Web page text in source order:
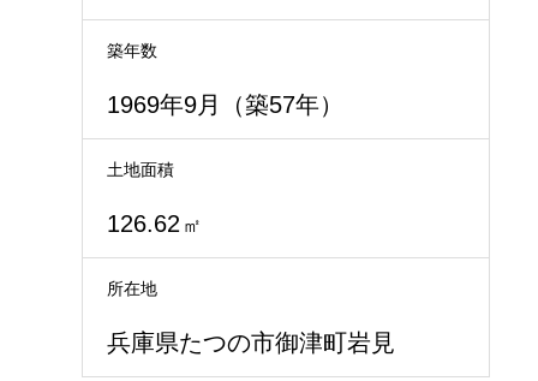
築年数
1969年9月（築57年）
土地面積
126.62 ㎡
所在地
兵庫県たつの市御津町岩見